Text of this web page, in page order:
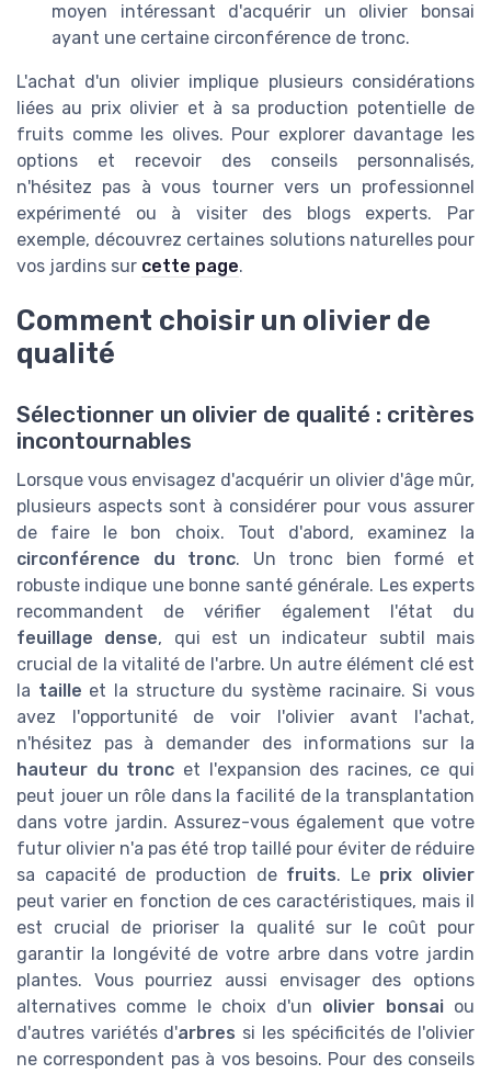
moyen intéressant d'acquérir un olivier bonsai
ayant une certaine circonférence de tronc.
L'achat d'un olivier implique plusieurs considérations
liées au prix olivier et à sa production potentielle de
fruits comme les olives. Pour explorer davantage les
options et recevoir des conseils personnalisés,
n'hésitez pas à vous tourner vers un professionnel
expérimenté ou à visiter des blogs experts. Par
exemple, découvrez certaines solutions naturelles pour
vos jardins sur cette page.
Comment choisir un olivier de
qualité
Sélectionner un olivier de qualité : critères
incontournables
Lorsque vous envisagez d'acquérir un olivier d'âge mûr,
plusieurs aspects sont à considérer pour vous assurer
de faire le bon choix. Tout d'abord, examinez la
circonférence du tronc. Un tronc bien formé et
robuste indique une bonne santé générale. Les experts
recommandent de vérifier également l'état du
feuillage dense, qui est un indicateur subtil mais
crucial de la vitalité de l'arbre. Un autre élément clé est
la taille et la structure du système racinaire. Si vous
avez l'opportunité de voir l'olivier avant l'achat,
n'hésitez pas à demander des informations sur la
hauteur du tronc et l'expansion des racines, ce qui
peut jouer un rôle dans la facilité de la transplantation
dans votre jardin. Assurez-vous également que votre
futur olivier n'a pas été trop taillé pour éviter de réduire
sa capacité de production de fruits. Le prix olivier
peut varier en fonction de ces caractéristiques, mais il
est crucial de prioriser la qualité sur le coût pour
garantir la longévité de votre arbre dans votre jardin
plantes. Vous pourriez aussi envisager des options
alternatives comme le choix d'un olivier bonsaiou
d'autres variétés d'arbres si les spécificités de l'olivier
ne correspondent pas à vos besoins. Pour des conseils